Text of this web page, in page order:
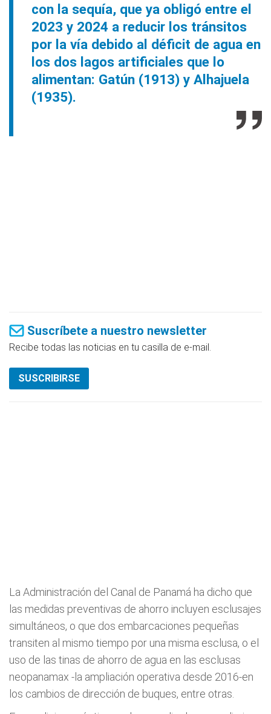
con la sequía, que ya obligó entre el
2023 y 2024 a reducir los tránsitos
por la vía debido al déficit de agua en
los dos lagos artificiales que lo
alimentan: Gatún (1913) y Alhajuela
(1935).
Suscríbete a nuestro newsletter
Recibe todas las noticias en tu casilla de e-mail.
SUSCRIBIRSE
La Administración del Canal de Panamá ha dicho que
las medidas preventivas de ahorro incluyen esclusajes
simultáneos, o que dos embarcaciones pequeñas
transiten al mismo tiempo por una misma esclusa, o el
uso de las tinas de ahorro de agua en las esclusas
neopanamax -la ampliación operativa desde 2016-en
los cambios de dirección de buques, entre otras.